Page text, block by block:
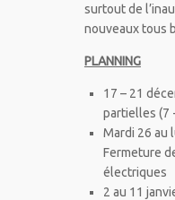
surtout de
nouveaux tous
PLANNING
17 – 21
partielles (7
Mardi 26 au
Fermeture
électriques
2 au 11